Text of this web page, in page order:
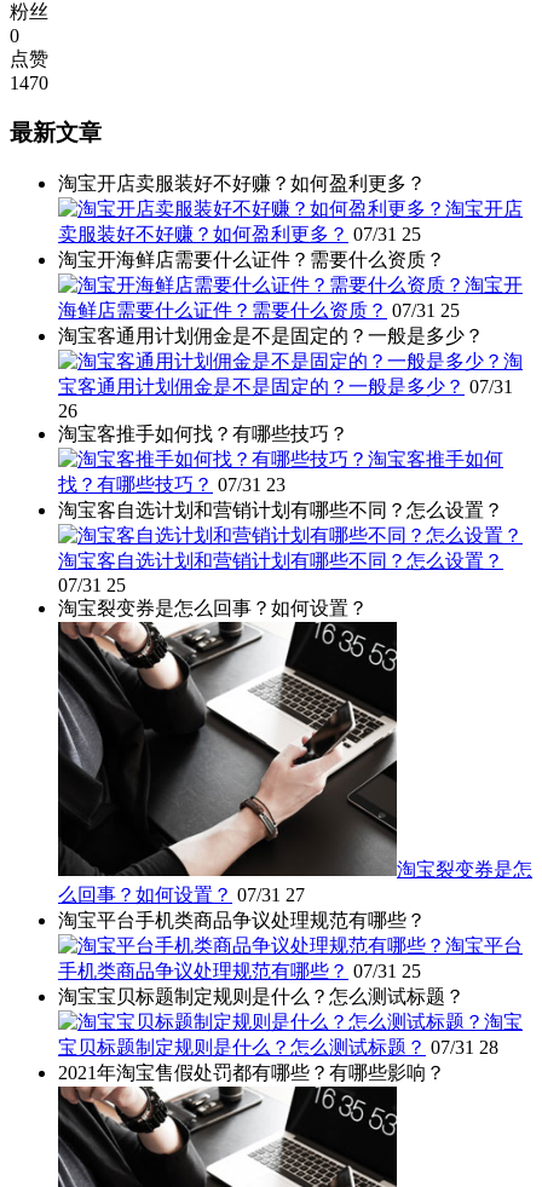
粉丝
0
点赞
1470
最新文章
淘宝开店卖服装好不好赚？如何盈利更多？
淘宝开店
卖服装好不好赚？如何盈利更多？ 07/31 25
淘宝开海鲜店需要什么证件？需要什么资质？
淘宝开
海鲜店需要什么证件？需要什么资质？ 07/31 25
淘宝客通用计划佣金是不是固定的？一般是多少？
淘
宝客通用计划佣金是不是固定的？一般是多少？ 07/31
26
淘宝客推手如何找？有哪些技巧？
淘宝客推手如何
找？有哪些技巧？ 07/31 23
淘宝客自选计划和营销计划有哪些不同？怎么设置？
淘宝客自选计划和营销计划有哪些不同？怎么设置？
07/31 25
淘宝裂变券是怎么回事？如何设置？
淘宝裂变券是怎
么回事？如何设置？ 07/31 27
淘宝平台手机类商品争议处理规范有哪些？
淘宝平台
手机类商品争议处理规范有哪些？ 07/31 25
淘宝宝贝标题制定规则是什么？怎么测试标题？
淘宝
宝贝标题制定规则是什么？怎么测试标题？ 07/31 28
2021年淘宝售假处罚都有哪些？有哪些影响？